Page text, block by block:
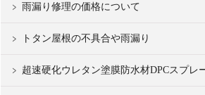
雨漏り修理の価格について
トタン屋根の不具合や雨漏り
超速硬化ウレタン塗膜防水材DPCスプレ